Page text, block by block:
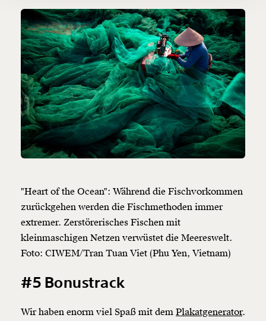
Ich möchte meine Spende verschenken.
Du erhältst eine E-Mail mit deiner
Geschenkurkunde im PDF-Format, welche Du
ausdrucken oder weiterleiten und verschenken
kannst.
Weiter
1/3
"Heart of the Ocean": Während die Fischvorkommen
zurückgehen werden die Fischmethoden immer
extremer. Zerstörerisches Fischen mit
kleinmaschigen Netzen verwüstet die Meereswelt.
Foto: CIWEM/Tran Tuan Viet (Phu Yen, Vietnam)
#5 Bonustrack
Wir haben enorm viel Spaß mit dem Plakatgenerator.